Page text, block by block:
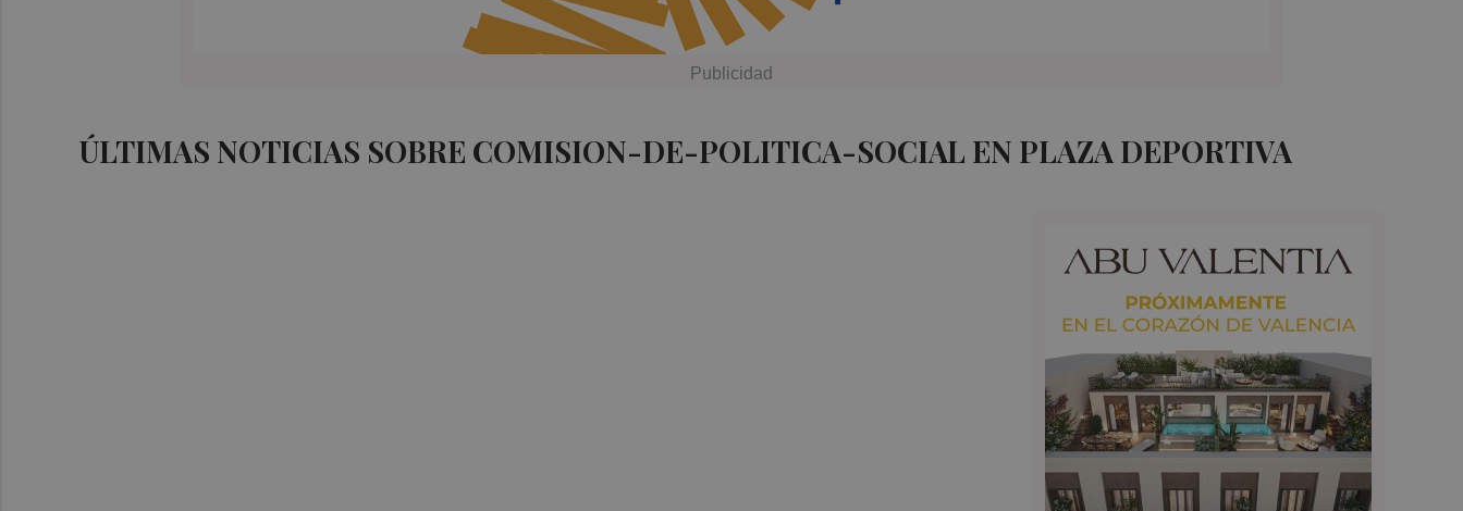
ÚLTIMAS NOTICIAS SOBRE COMISION-DE-POLITICA-SOCIAL EN PLAZA DEPORTIVA